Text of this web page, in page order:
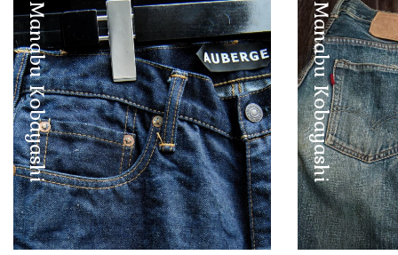
Manabu Kobayashi Manabu Kobayashi